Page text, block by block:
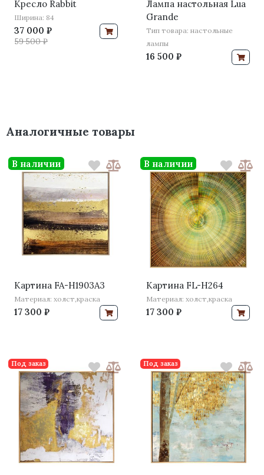
Кресло Rabbit
Ширина: 84
37 000 ₽
59 500 ₽
Лампа настольная Lua
Grande
Тип товара: настольные
лампы
16 500 ₽
Аналогичные товары
Картина FA-H1903A3
Материал: холст,краска
17 300 ₽
В наличии
Картина FL-H264
Материал: холст,краска
17 300 ₽
В наличии
Под заказ Под заказ